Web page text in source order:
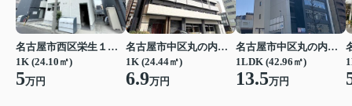
名古屋市西区栄生１丁目
1K (24.10㎡)
5万円
名古屋市中区丸の内２丁目
1K (24.44㎡)
6.9万円
名古屋市中区丸の内２丁目
1LDK (42.96㎡)
13.5万円